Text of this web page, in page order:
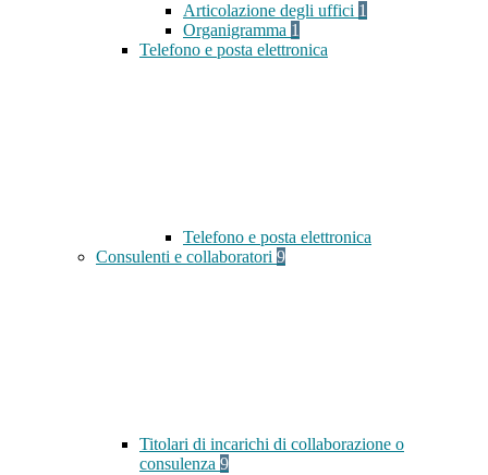
Articolazione degli uffici 1
Organigramma 1
Telefono e posta elettronica
Telefono e posta elettronica
Consulenti e collaboratori 9
Titolari di incarichi di collaborazione o
consulenza 9